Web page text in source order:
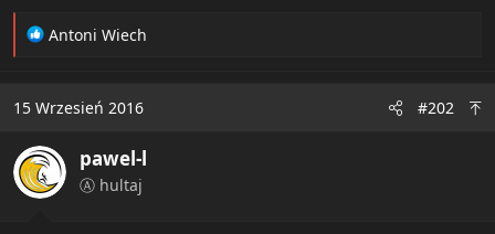
R
t
o
n
s
Antoni Wiech
15 Wrzesień 2016 #202
pawel-l
Ⓐ hultaj